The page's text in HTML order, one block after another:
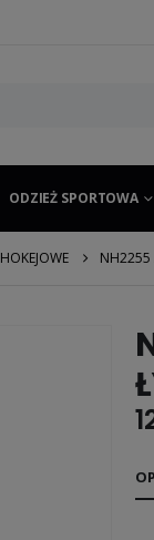
ODZIEŻ SPORTOWA
HOKEJOWE NH2255